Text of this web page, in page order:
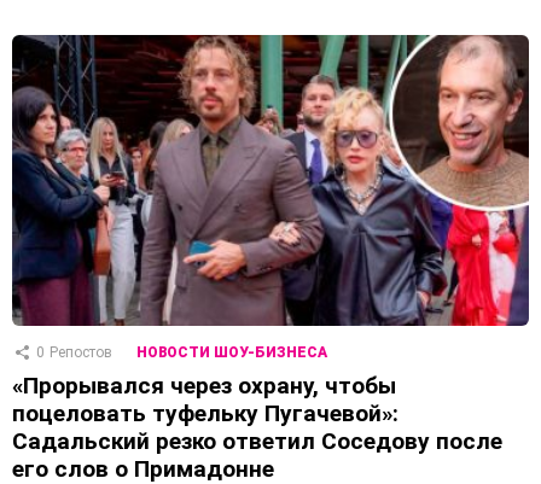
0 Репостов НОВОСТИ ШОУ-БИЗНЕСА
«Прорывался через охрану, чтобы
поцеловать туфельку Пугачевой»:
Садальский резко ответил Соседову после
его слов о Примадонне